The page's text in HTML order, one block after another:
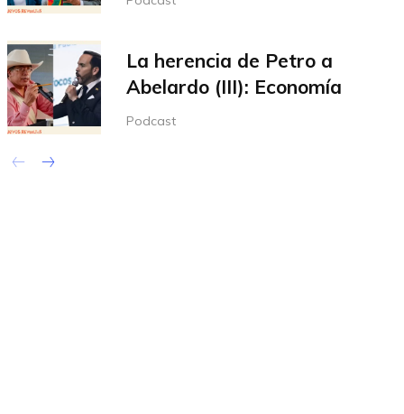
La herencia de Petro a
Abelardo (III): Economía
Podcast